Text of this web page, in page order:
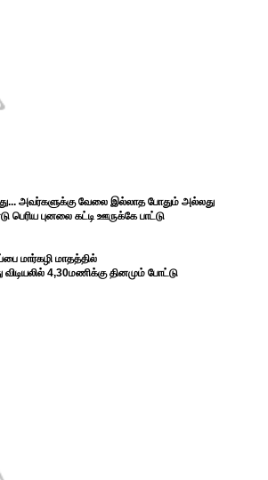
அவர்களுக்கு வேலை இல்லாத போதும் அல்லது
புனலை கட்டி ஊருக்கே பாட்டு
மார்கழி மாதத்தில்
4,30மணிக்கு தினமும் போட்டு